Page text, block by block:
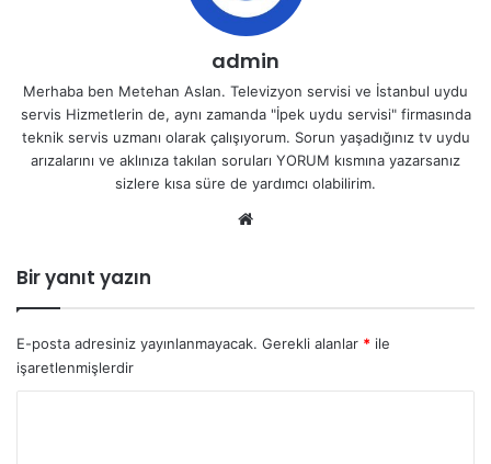
admin
Merhaba ben Metehan Aslan. Televizyon servisi ve İstanbul uydu
servis Hizmetlerin de, aynı zamanda "İpek uydu servisi" firmasında
teknik servis uzmanı olarak çalışıyorum. Sorun yaşadığınız tv uydu
arızalarını ve aklınıza takılan soruları YORUM kısmına yazarsanız
sizlere kısa süre de yardımcı olabilirim.
Bir yanıt yazın
E-posta adresiniz yayınlanmayacak. Gerekli alanlar * ile
işaretlenmişlerdir